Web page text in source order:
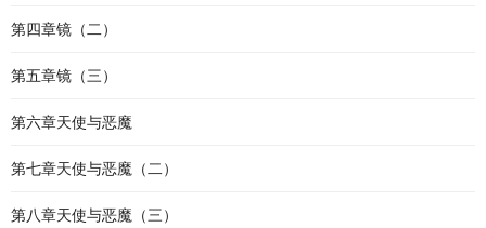
第四章镜（二）
第五章镜（三）
第六章天使与恶魔
第七章天使与恶魔（二）
第八章天使与恶魔（三）